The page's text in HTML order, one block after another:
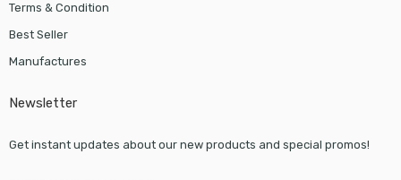
Terms & Condition
Best Seller
Manufactures
Newsletter
Get instant updates about our new products and special promos!